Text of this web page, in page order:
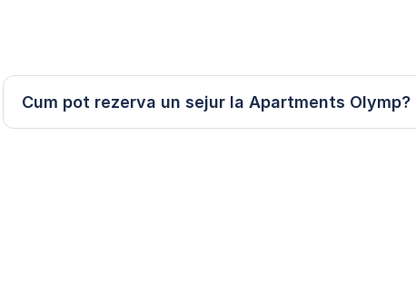
Cum pot rezerva un sejur la Apartments Olymp?